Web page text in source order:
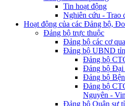
Tin hoạt động
Nghiên cứu - Trao
Hoạt động của các Đảng bộ,
Đảng bộ trực thuộc
Đảng bộ các cơ
Đảng bộ UBND
Đảng bộ
Đảng bộ Đại
Đảng bộ
Đảng bộ
Nguyên -
Đảng bộ Quân sự